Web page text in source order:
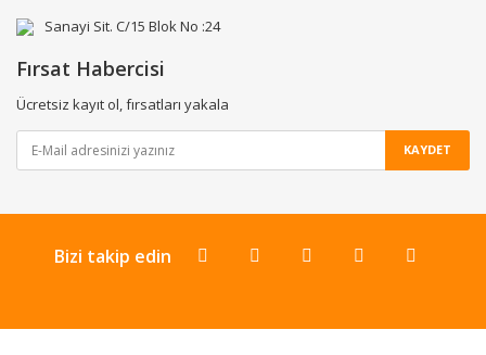
Sanayi Sit. C/15 Blok No :24
Fırsat Habercisi
Ücretsiz kayıt ol, fırsatları yakala
KAYDET
Bizi takip edin